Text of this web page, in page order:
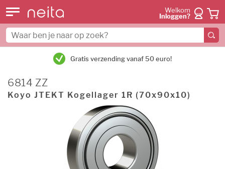
Welkom
Inloggen?
Gratis verzending vanaf 50 euro!
6814 ZZ
Koyo JTEKT Kogellager 1R (70x90x10)